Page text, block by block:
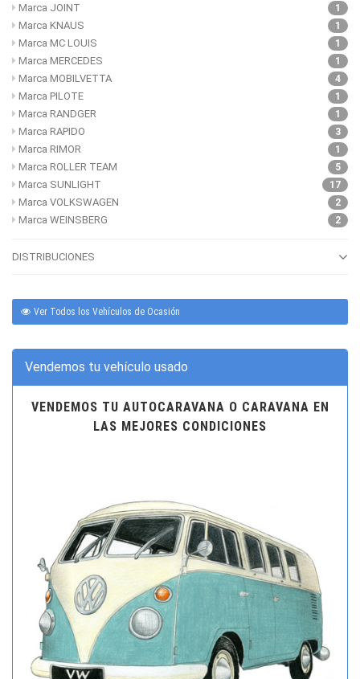
1
Marca JOINT
1
Marca KNAUS
1
Marca MC LOUIS
1
Marca MERCEDES
4
Marca MOBILVETTA
1
Marca PILOTE
1
Marca RANDGER
3
Marca RAPIDO
1
Marca RIMOR
5
Marca ROLLER TEAM
17
Marca SUNLIGHT
2
Marca VOLKSWAGEN
2
Marca WEINSBERG
DISTRIBUCIONES
Ver Todos los Vehículos de Ocasión
Vendemos tu vehículo usado
VENDEMOS TU AUTOCARAVANA O CARAVANA EN
LAS MEJORES CONDICIONES